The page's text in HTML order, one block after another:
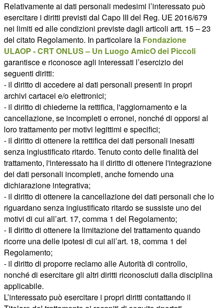
Relativamente ai dati personali medesimi l’interessato può
esercitare i diritti previsti dal Capo III del Reg. UE 2016/679
nei limiti ed alle condizioni previste dagli articoli artt. 15 – 23
del citato Regolamento. In particolare la Fondazione
ULAOP - CRT ONLUS – Un Luogo AmicO dei Piccoli
garantisce e riconosce agli interessati l’esercizio dei
seguenti diritti:
- il diritto di accedere ai dati personali presenti in propri
archivi cartacei e/o elettronici;
- il diritto di chiederne la rettifica, l'aggiornamento e la
cancellazione, se incompleti o erronei, nonché di opporsi al
loro trattamento per motivi legittimi e specifici;
- il diritto di ottenere la rettifica dei dati personali inesatti
senza ingiustificato ritardo. Tenuto conto delle finalità del
trattamento, l'interessato ha il diritto di ottenere l'integrazione
dei dati personali incompleti, anche fornendo una
dichiarazione integrativa;
- il diritto di ottenere la cancellazione dei dati personali che lo
riguardano senza ingiustificato ritardo se sussiste uno dei
motivi di cui all’art. 17, comma 1 del Regolamento;
- Il diritto di ottenere la limitazione del trattamento quando
ricorre una delle ipotesi di cui all’art. 18, comma 1 del
Regolamento;
- il diritto di proporre reclamo alle Autorità di controllo,
nonché di esercitare gli altri diritti riconosciuti dalla disciplina
applicabile.
L’interessato può esercitare i propri diritti contattando il